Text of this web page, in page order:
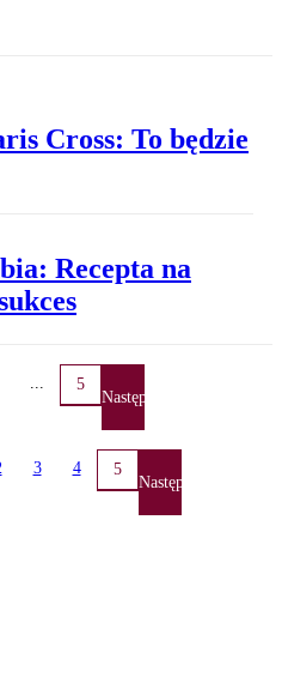
Cross: To będzie
Recepta na
... 5
Następna
3 4 5
Następna